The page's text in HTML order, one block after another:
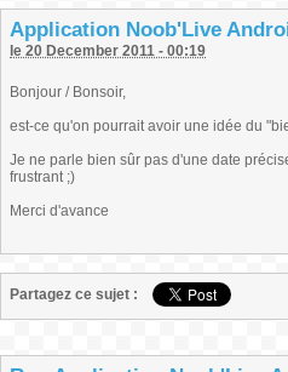
Application Noob'Live
le 20 December 2011 - 00:19
Bonjour / Bonsoir,
est-ce qu'on pourrait avoir une idée du
Je ne parle bien sûr pas d'une date
frustrant ;)
Merci d'avance
Partagez ce sujet :